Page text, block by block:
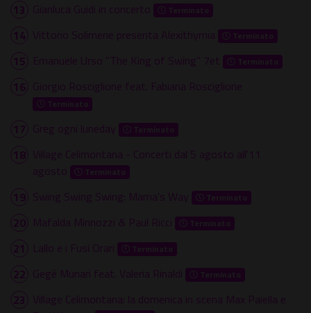
Gianluca Guidi in concerto Terminato
Vittorio Solimene presenta Alexithymia Terminato
Emanuele Urso "The King of Swing" 7et Terminato
Giorgio Rosciglione feat. Fabiana Rosciglione
Terminato
Greg ogni luneday Terminato
Village Celimontana - Concerti dal 5 agosto all'11
agosto
Terminato
Swing Swing Swing: Mama's Way Terminato
Mafalda Minnozzi & Paul Ricci Terminato
Lallo e i Fusi Orari Terminato
Gegé Munari feat. Valeria Rinaldi Terminato
Village Celimontana: la domenica in scena Max Paiella e